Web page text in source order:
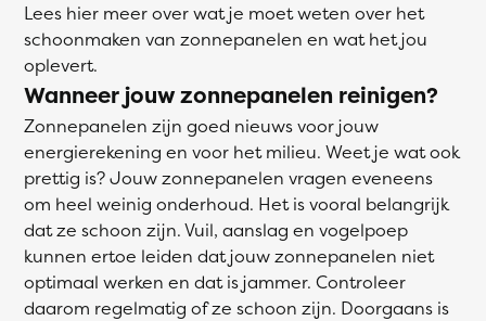
Lees hier meer over wat je moet weten over het
schoonmaken van zonnepanelen en wat het jou
oplevert.
Wanneer jouw zonnepanelen reinigen?
Zonnepanelen zijn goed nieuws voor jouw
energierekening en voor het milieu. Weet je wat ook
prettig is? Jouw zonnepanelen vragen eveneens
om heel weinig onderhoud. Het is vooral belangrijk
dat ze schoon zijn. Vuil, aanslag en vogelpoep
kunnen ertoe leiden dat jouw zonnepanelen niet
optimaal werken en dat is jammer. Controleer
daarom regelmatig of ze schoon zijn. Doorgaans is